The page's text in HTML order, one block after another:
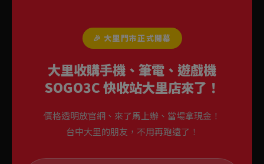
🎉 大里門市正式開幕
大里收購手機、筆電、遊戲機
SOGO3C 快收站大里店來了！
價格透明放官網、來了馬上辦、當場拿現金！
台中大里的朋友，不用再跑遠了！